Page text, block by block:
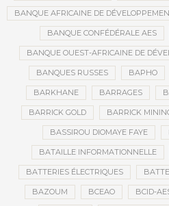
BANQUE AFRICAINE DE
BANQUE CONFÉDÉRALE AES
BANQUE OUEST-AFRICAINE DE
BANQUES RUSSES BAPHO
BARKHANE BARRAGES
BARRICK GOLD BARRICK
BASSIROU DIOMAYE FAYE
BATAILLE INFORMATIONNELLE
BATTERIES ÉLECTRIQUES
BAZOUM BCEAO BCID-